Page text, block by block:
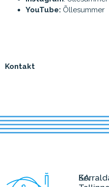
Kontakt
YouTube: Õllesummer
SA